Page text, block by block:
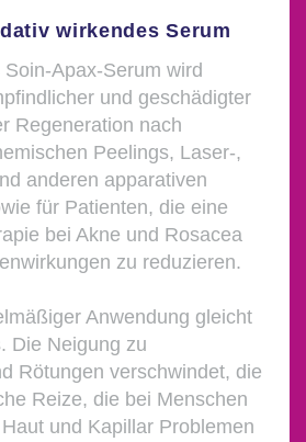
wirkendes Serum
Apax-Serum wird
und geschädigter
Regeneration nach
Peelings, Laser-,
anderen apparativen
für Patienten, die eine
bei Akne und Rosacea
zu reduzieren.
Anwendung gleicht
Die Neigung zu
Rötungen verschwindet, die
Reize, die bei Menschen
und Kapillar Problemen